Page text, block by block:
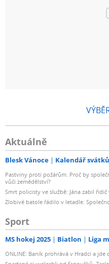
Aktuálně
Blesk Vánoce Kalendář
Pastviny proti požárům. Proč by
vůči zemědělství?
Smrt policisty ve službě: Jána zabil
Zlobivé batole řádilo v letadle:
Sport
MS hokej 2025 Biatlon Liga
ONLINE: Baník prohrává v Hradci a jde